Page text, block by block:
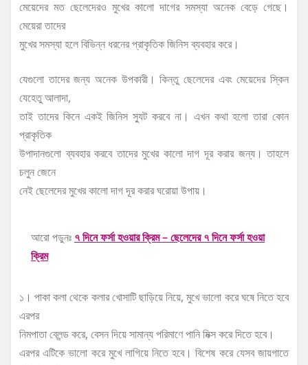
মেয়েদের মত ছেলেদেরও মুখের কালো দাগের সমস্যা অনেক বেড়ে গেছে।
মেয়েরা তাদের
মুখের সমস্যা হলে বিভিন্ন ধরনের প্রাকৃতিক জিনিস ব্যবহার করে।
যেগুলো তাদের জন্য অনেক উপকারী। কিন্তু ছেলেদের এবং মেয়েদের স্কিন
যেহেতু আলাদা,
তাই তাদের কিনে একই জিনিস স্যুট করবে না। এখন কথা হলো তারা কোন
প্রাকৃতিক
উপাদানগুলো ব্যবহার করবে তাদের মুখের কালো দাগ দূর করার জন্য। তাহলে
চলুন জেনে
নেই ছেলেদের মুখের কালো দাগ দূর করার ঘরোয়া উপায়।
আরো পড়ুনঃ ৭ দিনে ফর্সা হওয়ার ক্রিম – ছেলেদের ৭ দিনে ফর্সা হওয়া
ক্রিম
১। পাকা কলা থেকে কলার খোসাটি ছাড়িয়ে নিয়ে, মুখে ভালো করে ঘষে নিতে হবে
এরপর
নিমপাতা ব্লেন্ড করে, বেসন দিয়ে সামান্য পরিমাণে পানি মিক্স করে দিতে হবে।
এরপর এটিকে ভালো করে মুখে লাগিয়ে নিতে হবে। বিশেষ করে যেসব জায়গাতে